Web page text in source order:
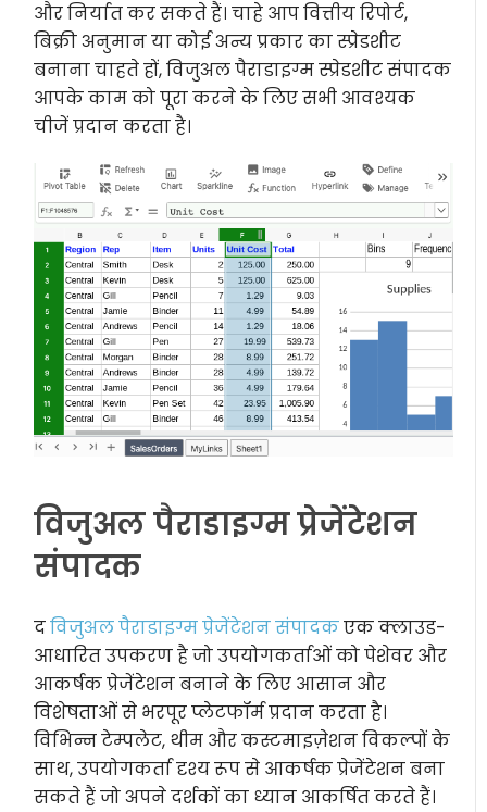
और निर्यात कर सकते हैं। चाहे आप वित्तीय रिपोर्ट,
बिक्री अनुमान या कोई अन्य प्रकार का स्प्रेडशीट
बनाना चाहते हों, विजुअल पैराडाइग्म स्प्रेडशीट संपादक
आपके काम को पूरा करने के लिए सभी आवश्यक
चीजें प्रदान करता है।
विजुअल पैराडाइग्म प्रेजेंटेशन
संपादक
दविजुअल पैराडाइग्म प्रेजेंटेशन संपादकएक क्लाउड-
आधारित उपकरण है जो उपयोगकर्ताओं को पेशेवर और
आकर्षक प्रेजेंटेशन बनाने के लिए आसान और
विशेषताओं से भरपूर प्लेटफॉर्म प्रदान करता है।
विभिन्न टेम्पलेट, थीम और कस्टमाइज़ेशन विकल्पों के
साथ, उपयोगकर्ता दृश्य रूप से आकर्षक प्रेजेंटेशन बना
सकते हैं जो अपने दर्शकों का ध्यान आकर्षित करते हैं।